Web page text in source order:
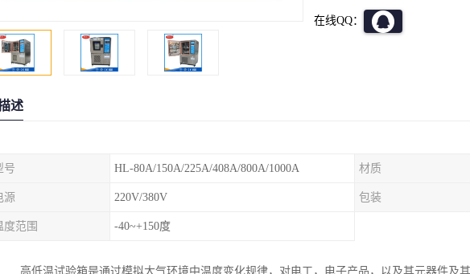
在线QQ：
述
号 HL-80A/150A/225A/408A/800A/1000A 材质
源 220V/380V 包装
度范围 -40~+150度
高低温试验箱是通过模拟大气环境中温度变化规律，对电工，电子产品，以及其元器件及